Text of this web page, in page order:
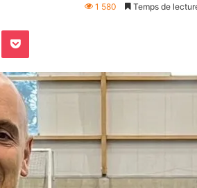
1 580 Temps de
Pocket